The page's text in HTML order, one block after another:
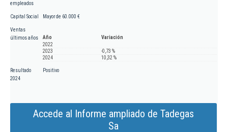
empleados
Capital Social Mayor de 60.000 €
Ventas
últimos años
Año
Variación
2022
2023
-0,73 %
2024
10,32 %
Resultado
2024
Positivo
Accede al Informe ampliado de Tadegas
Sa